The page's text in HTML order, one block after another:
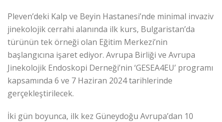
Pleven’deki Kalp ve Beyin Hastanesi’nde minimal invaziv
jinekolojik cerrahi alanında ilk kurs, Bulgaristan’da
türünün tek örneği olan Eğitim Merkezi’nin
başlangıcına işaret ediyor. Avrupa Birliği ve Avrupa
Jinekolojik Endoskopi Derneği’nin ‘GESEA4EU’ programı
kapsamında 6 ve 7 Haziran 2024 tarihlerinde
gerçekleştirilecek.
İki gün boyunca, ilk kez Güneydoğu Avrupa’dan 10